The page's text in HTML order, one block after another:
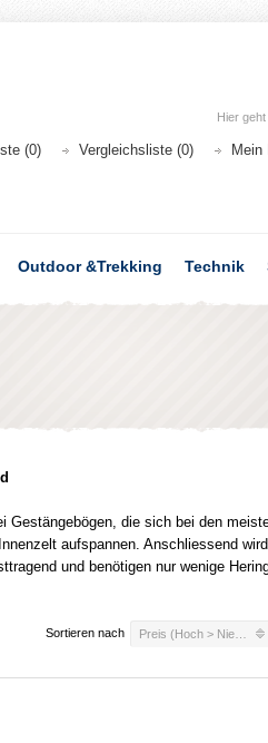
Hier
(0) Vergleichsliste (0) Mein
Outdoor &Trekking Technik
Gestängebögen, die sich bei den
aufspannen. Anschliessend
und benötigen nur wenige
Sortieren nach